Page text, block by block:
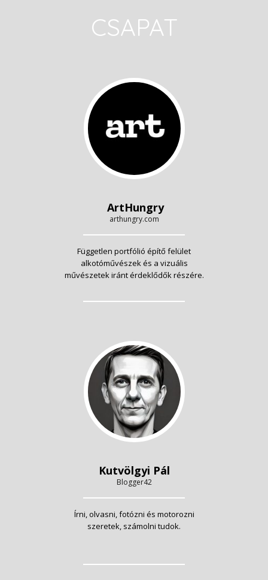
CSAPAT
ArtHungry
arthungry.com
Független portfólió építő felület
alkotóművészek és a vizuális
művészetek iránt érdeklődők részére.
Kutvölgyi Pál
Blogger42
Írni, olvasni, fotózni és motorozni
szeretek, számolni tudok.